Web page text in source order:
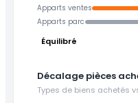
Apparts ventes
Apparts parc
Équilibré
Décalage pièces
Types de biens achetés